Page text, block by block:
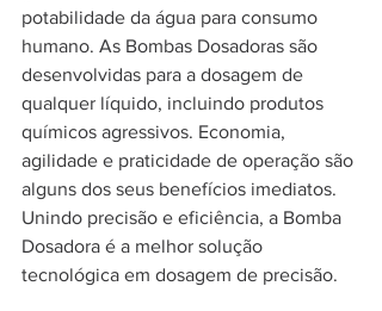
potabilidade da água para consumo
humano. As Bombas Dosadoras são
desenvolvidas para a dosagem de
qualquer líquido, incluindo produtos
químicos agressivos. Economia,
agilidade e praticidade de operação são
alguns dos seus benefícios imediatos.
Unindo precisão e eficiência, a Bomba
Dosadora é a melhor solução
tecnológica em dosagem de precisão.